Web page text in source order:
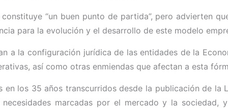
“un buen punto de partida”, pero advierten
para la evolución y el desarrollo de este modelo
a la configuración jurídica de las entidades de la
así como otras enmiendas que afectan a esta
los 35 años transcurridos desde la publicación de la
marcadas por el mercado y la sociedad,